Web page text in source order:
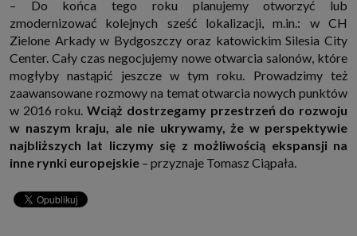
– Do końca tego roku planujemy otworzyć lub
zmodernizować kolejnych sześć lokalizacji, m.in.: w CH
Zielone Arkady w Bydgoszczy oraz katowickim Silesia City
Center. Cały czas negocjujemy nowe otwarcia salonów, które
mogłyby nastąpić jeszcze w tym roku. Prowadzimy też
zaawansowane rozmowy na temat otwarcia nowych punktów
w 2016 roku.Wciąż dostrzegamy przestrzeń do rozwoju
w naszym kraju, ale nie ukrywamy, że w perspektywie
najbliższych lat liczymy się z możliwością ekspansji na
inne rynki europejskie – przyznaje Tomasz Ciąpała.